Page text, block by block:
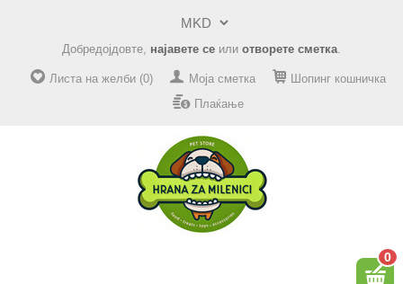
Добредојдовте, најавете се или отворете сметка.
Листа на желби (0) Моја сметка
Шопинг кошничка
Плаќање
0